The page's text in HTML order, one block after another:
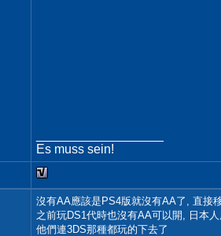
Es muss sein!
沒有AA應該是PS4版就沒有AA了, 直接
之前玩DS1代時也沒有AA可以開, 日本
他們連3DS那種都玩的下去了